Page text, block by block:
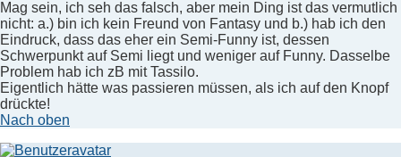
Mag sein, ich seh das falsch, aber mein Ding ist das vermutlich
nicht: a.) bin ich kein Freund von Fantasy und b.) hab ich den
Eindruck, dass das eher ein Semi-Funny ist, dessen
Schwerpunkt auf Semi liegt und weniger auf Funny. Dasselbe
Problem hab ich zB mit Tassilo.
Eigentlich hätte was passieren müssen, als ich auf den Knopf
drückte!
Nach oben